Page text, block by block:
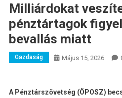
Milliárdokat
pénztártagok
bevallás miatt
Gazdaság Május 15, 2026
A Pénztárszövetség (ÖPOSZ)